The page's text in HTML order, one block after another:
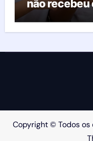
não
o calendário
Copyright © Todos